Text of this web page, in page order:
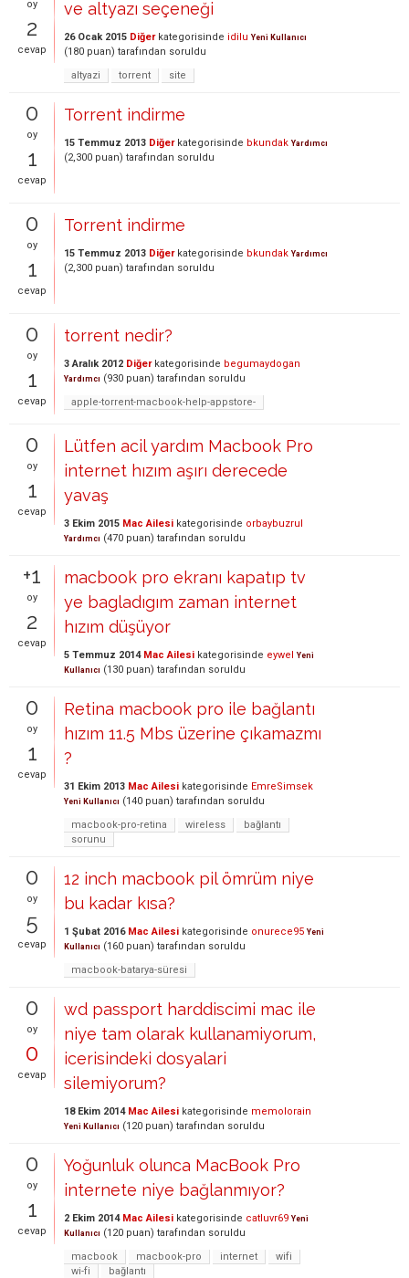
oy
2
cevap
ve altyazı seçeneği
26 Ocak 2015 Diğerkategorisinde idilu Yeni Kullanıcı
(180 puan) tarafından soruldu
altyazi
torrent site
0
oy
1
cevap
Torrent indirme
15 Temmuz 2013 Diğerkategorisinde bkundak Yardımcı
(2,300 puan) tarafından soruldu
0
oy
1
cevap
Torrent indirme
15 Temmuz 2013 Diğerkategorisinde bkundak Yardımcı
(2,300 puan) tarafından soruldu
0
oy
1
cevap
torrent nedir?
3 Aralık 2012 Diğerkategorisinde begumaydogan
Yardımcı (930 puan) tarafından soruldu
apple-torrent-macbook-help-appstore-
0
oy
1
cevap
Lütfen acil yardım Macbook Pro
internet hızım aşırı derecede
yavaş
3 Ekim 2015 Mac Ailesi kategorisinde orbaybuzrul
Yardımcı (470 puan) tarafından soruldu
+1
oy
2
cevap
macbook pro ekranı kapatıp tv
ye bagladıgım zaman internet
hızım düşüyor
5 Temmuz 2014 Mac Ailesi kategorisinde eywel Yeni
Kullanıcı (130 puan) tarafından soruldu
0
oy
1
cevap
Retina macbook pro ile bağlantı
hızım 11.5 Mbs üzerine çıkamazmı
?
31 Ekim 2013 Mac Ailesi kategorisinde EmreSimsek
Yeni Kullanıcı (140 puan) tarafından soruldu
macbook-pro-retina
wireless
bağlantı
sorunu
0
oy
5
cevap
12 inch macbook pil ömrüm niye
bu kadar kısa?
1 Şubat 2016 Mac Ailesi kategorisinde onurece95 Yeni
Kullanıcı (160 puan) tarafından soruldu
macbook-batarya-süresi
0
oy
0
cevap
wd passport harddiscimi mac ile
niye tam olarak kullanamiyorum,
icerisindeki dosyalari
silemiyorum?
18 Ekim 2014 Mac Ailesi kategorisinde memolorain
Yeni Kullanıcı (120 puan) tarafından soruldu
0
oy
1
cevap
Yoğunluk olunca MacBook Pro
internete niye bağlanmıyor?
2 Ekim 2014 Mac Ailesi kategorisinde catluvr69 Yeni
Kullanıcı (120 puan) tarafından soruldu
macbook
macbook-pro internet
wifi
wi-fi
bağlantı